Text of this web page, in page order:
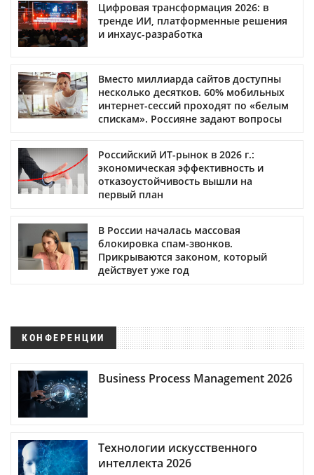
Цифровая трансформация 2026: в
тренде ИИ, платформенные решения
и инхаус-разработка
Вместо миллиарда сайтов доступны
несколько десятков. 60% мобильных
интернет-сессий проходят по «белым
спискам». Россияне задают вопросы
Российский ИТ-рынок в 2026 г.:
экономическая эффективность и
отказоустойчивость вышли на
первый план
В России началась массовая
блокировка спам-звонков.
Прикрываются законом, который
действует уже год
КОНФЕРЕНЦИИ
Business Process Management 2026
Технологии искусственного
интеллекта 2026